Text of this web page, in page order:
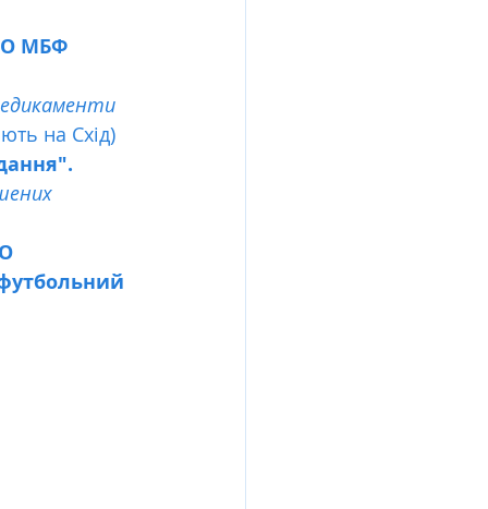
МБФ
на Схід)